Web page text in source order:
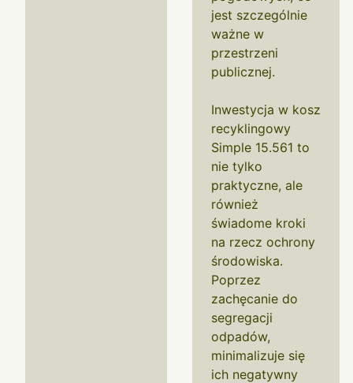
jest szczególnie
ważne w
przestrzeni
publicznej.
Inwestycja w kosz
recyklingowy
Simple 15.561 to
nie tylko
praktyczne, ale
również
świadome kroki
na rzecz ochrony
środowiska.
Poprzez
zachęcanie do
segregacji
odpadów,
minimalizuje się
ich negatywny